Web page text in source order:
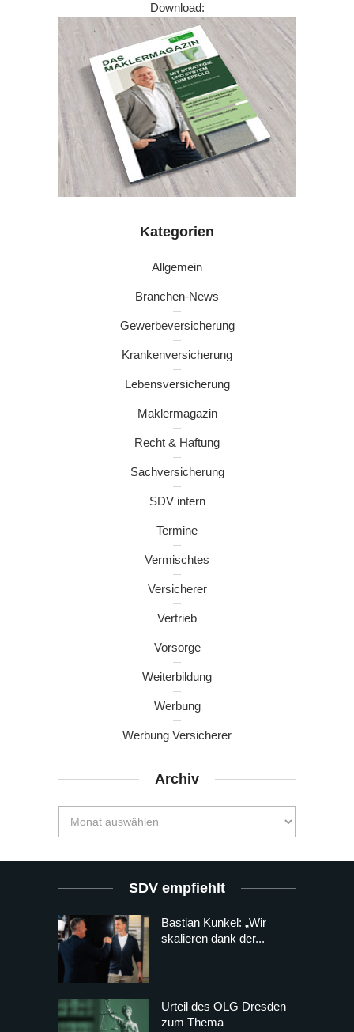
Download:
Kategorien
Allgemein
Branchen-News
Gewerbeversicherung
Krankenversicherung
Lebensversicherung
Maklermagazin
Recht & Haftung
Sachversicherung
SDV intern
Termine
Vermischtes
Versicherer
Vertrieb
Vorsorge
Weiterbildung
Werbung
Werbung Versicherer
Archiv
SDV empfiehlt
Bastian Kunkel: „Wir
skalieren dank der...
Urteil des OLG Dresden
zum Thema